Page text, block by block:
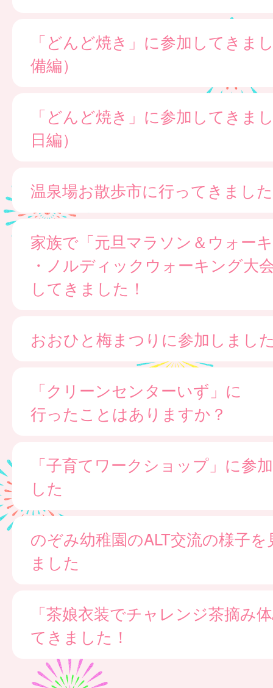
「どんど焼き」に参加してきま
備編）
「どんど焼き」に参加してきま
日編）
温泉場お散歩市に行ってきました
家族で「元旦マラソン＆ウォー
・ノルディックウォーキング大
してきました！
おおひと梅まつりに参加しまし
「クリーンセンターいず」に
行ったことはありますか？
「子育てワークショップ」に参
した
のぞみ幼稚園のALT交流の様子
ました
「茶娘衣装でチャレンジ茶摘み
てきました！